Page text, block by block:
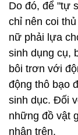
Do đó, để "tự
chỉ nên coi
nữ phải lựa
sinh dụng cụ,
bôi trơn với
động thô bạo
sinh dục. Đối
những đồ vật
nhân trên.